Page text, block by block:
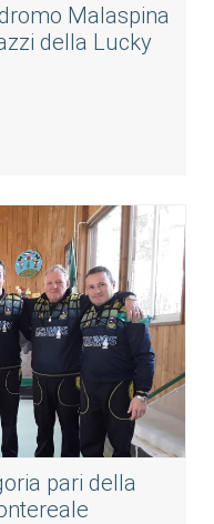
Malaspina
della Lucky
pari della